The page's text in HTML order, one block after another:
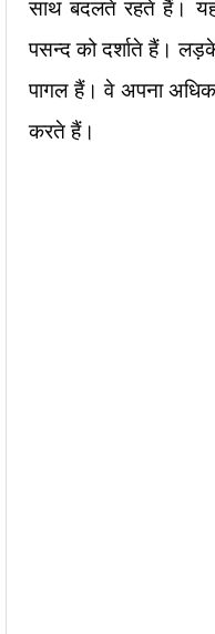
साथ बदलते रहते हैं।
पसन्द को दर्शाते हैं।
पागल हैं। वे अपना
करते हैं।